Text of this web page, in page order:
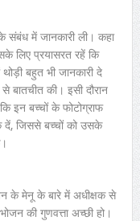
संबंध में जानकारी ली। कहा
लिए प्रयासरत रहें कि
बहुत भी जानकारी दे
बातचीत की। इसी दौरान
इन बच्चों के फोटोग्राफ
दें, जिससे बच्चों को उसके
के मेनू के बारे में अधीक्षक से
की गुणवत्ता अच्छी हो।